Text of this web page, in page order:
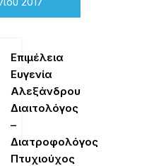
Επιμέλεια
Ευγενία
Αλεξάνδρου
Διαιτολόγος
–
Διατροφολόγος
Πτυχιούχος